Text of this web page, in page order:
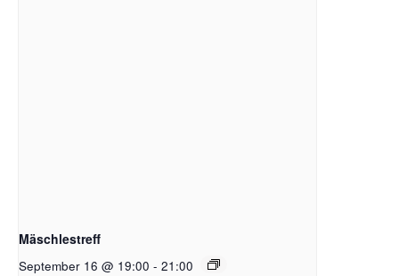
Mäschlestreff
September 16 @ 19:00 - 21:00